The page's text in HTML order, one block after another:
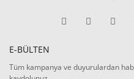
E-BÜLTEN
Tüm kampanya ve duyurulardan